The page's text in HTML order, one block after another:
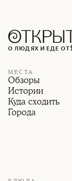
О ЛЮДЯХ И ЕДЕ ОТ
МЕСТА
Обзоры
Истории
Куда сходить
Города